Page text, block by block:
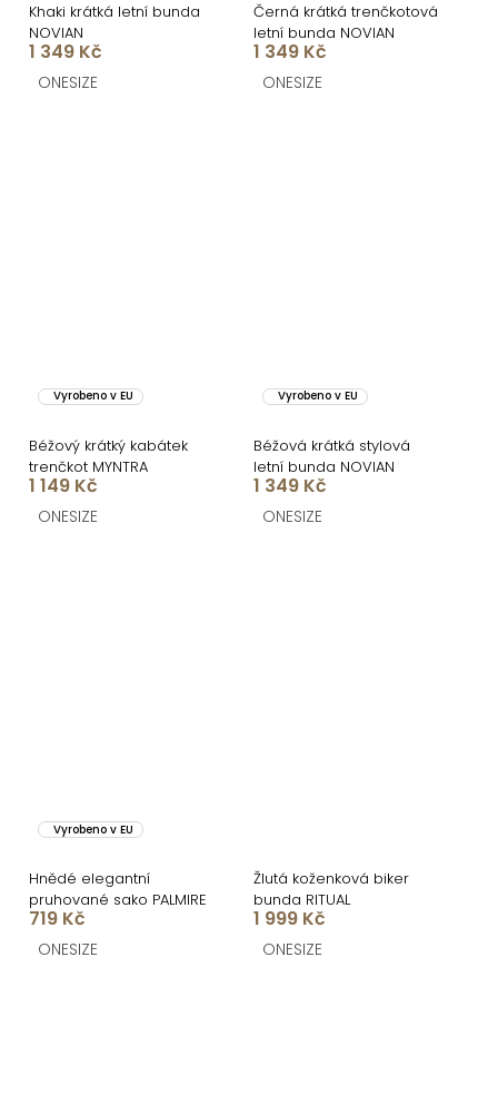
Khaki krátká letní bunda
NOVIAN
1 349 Kč
ONESIZE
Černá krátká trenčkotová
letní bunda NOVIAN
1 349 Kč
ONESIZE
Vyrobeno v EU
Béžový krátký kabátek
trenčkot MYNTRA
1 149 Kč
ONESIZE
Vyrobeno v EU
Béžová krátká stylová
letní bunda NOVIAN
1 349 Kč
ONESIZE
Vyrobeno v EU
Hnědé elegantní
pruhované sako PALMIRE
719 Kč
ONESIZE
Žlutá koženková biker
bunda RITUAL
1 999 Kč
ONESIZE